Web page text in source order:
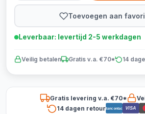
Toevoegen aan
Leverbaar: levertijd 2-5 werkdagen
Veilig betalen Gratis v.a. €70* 14
Gratis levering v.a. €70*
14 dagen retourBancontact VISA